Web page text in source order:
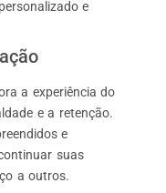
e
a experiência do
e a retenção.
e
suas
a outros.